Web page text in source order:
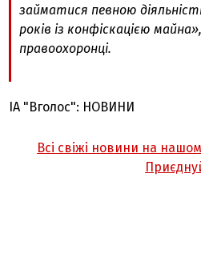
займатися певною
років із конфіскацією
правоохоронці.
ІА "Вголос": НОВИНИ
Всі свіжі новини на